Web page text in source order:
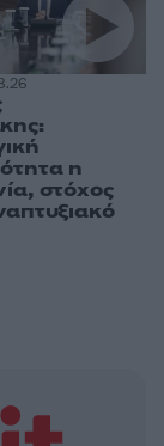
η
στόχος